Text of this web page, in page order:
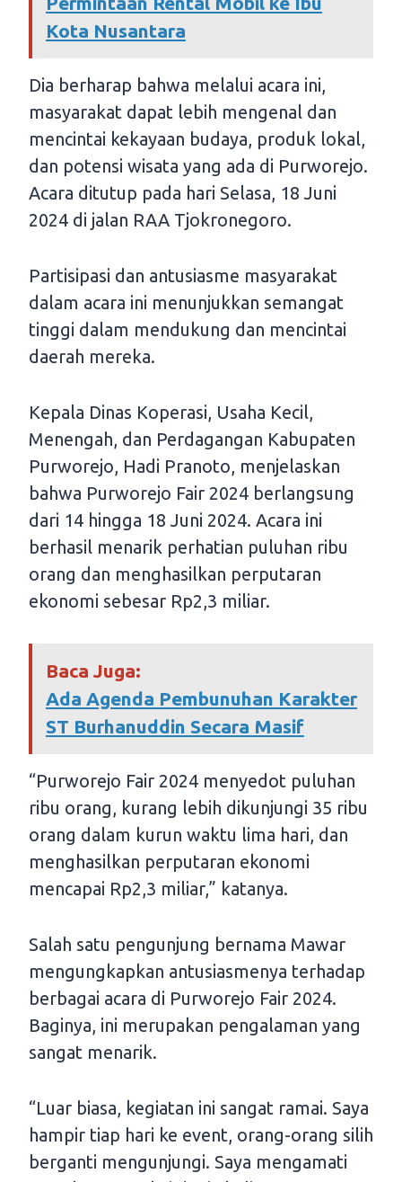
Kota Nusantara
Dia berharap bahwa melalui acara ini,
masyarakat dapat lebih mengenal dan
mencintai kekayaan budaya, produk lokal,
dan potensi wisata yang ada di Purworejo.
Acara ditutup pada hari Selasa, 18 Juni
2024 di jalan RAA Tjokronegoro.
Partisipasi dan antusiasme masyarakat
dalam acara ini menunjukkan semangat
tinggi dalam mendukung dan mencintai
daerah mereka.
Kepala Dinas Koperasi, Usaha Kecil,
Menengah, dan Perdagangan Kabupaten
Purworejo, Hadi Pranoto, menjelaskan
bahwa Purworejo Fair 2024 berlangsung
dari 14 hingga 18 Juni 2024. Acara ini
berhasil menarik perhatian puluhan ribu
orang dan menghasilkan perputaran
ekonomi sebesar Rp2,3 miliar.
Baca Juga:
Ada Agenda Pembunuhan Karakter
ST Burhanuddin Secara Masif
“Purworejo Fair 2024 menyedot puluhan
ribu orang, kurang lebih dikunjungi 35 ribu
orang dalam kurun waktu lima hari, dan
menghasilkan perputaran ekonomi
mencapai Rp2,3 miliar,” katanya.
Salah satu pengunjung bernama Mawar
mengungkapkan antusiasmenya terhadap
berbagai acara di Purworejo Fair 2024.
Baginya, ini merupakan pengalaman yang
sangat menarik.
“Luar biasa, kegiatan ini sangat ramai. Saya
hampir tiap hari ke event, orang-orang silih
berganti mengunjungi. Saya mengamati